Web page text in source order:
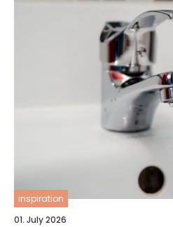
inspiration
01. July 2026